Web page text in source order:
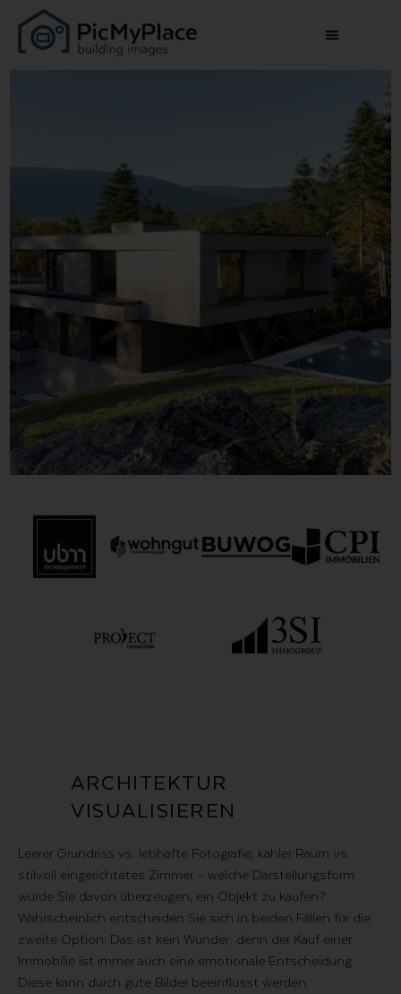
ARCHITEKTUR
VISUALISIEREN
Leerer Grundriss vs. lebhafte Fotografie, kahler Raum vs.
stilvoll eingerichtetes Zimmer – welche Darstellungsform
würde Sie davon überzeugen, ein Objekt zu kaufen?
Wahrscheinlich entscheiden Sie sich in beiden Fällen für die
zweite Option. Das ist kein Wunder; denn der Kauf einer
Immobilie ist immer auch eine emotionale Entscheidung.
Diese kann durch gute Bilder beeinflusst werden.